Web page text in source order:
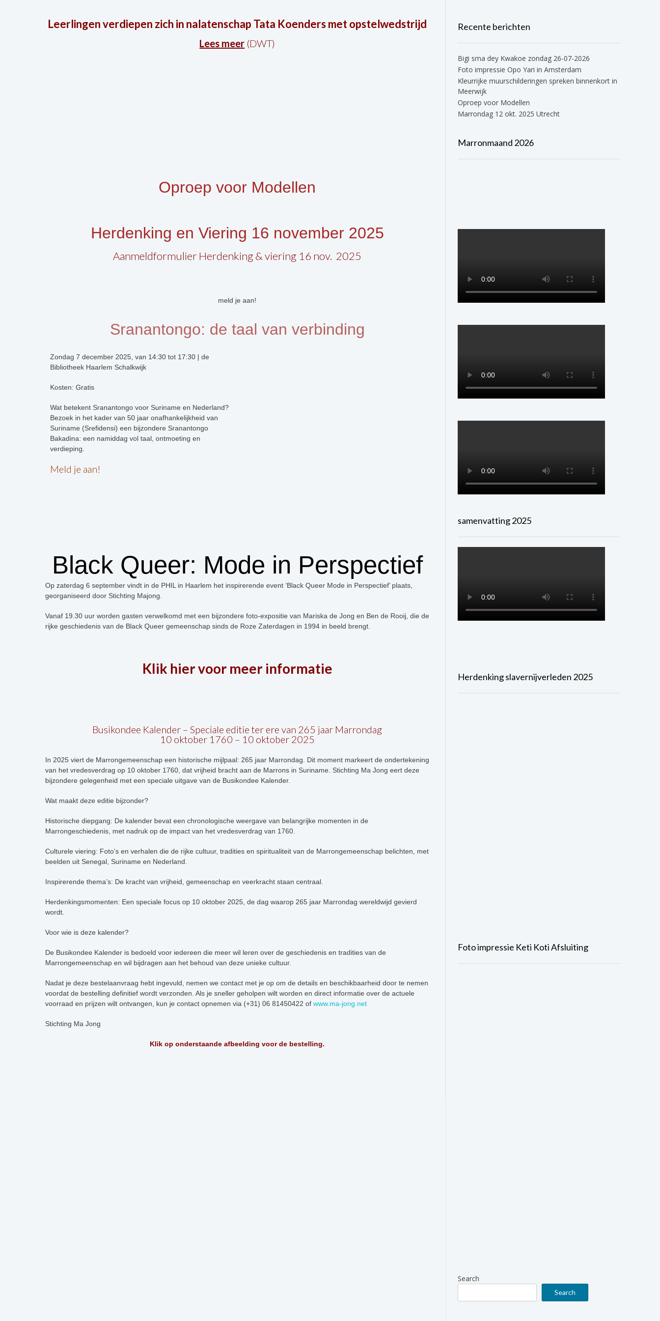
Leerlingen verdiepen zich in nalatenschap Tata Koenders met opstelwedstrijd
Lees meer (DWT)
Oproep voor Modellen
Herdenking en Viering 16 november 2025
Aanmeldformulier Herdenking & viering 16 nov. 2025
meld je aan!
Sranantongo: de taal van verbinding
Zondag 7 december 2025, van 14:30 tot 17:30 | de
Bibliotheek Haarlem Schalkwijk
Kosten: Gratis
Wat betekent Sranantongo voor Suriname en Nederland?
Bezoek in het kader van 50 jaar onafhankelijkheid van
Suriname (Srefidensi) een bijzondere Sranantongo
Bakadina: een namiddag vol taal, ontmoeting en
verdieping.
Meld je aan!
Black Queer: Mode in Perspectief
Op zaterdag 6 september vindt in de PHIL in Haarlem het inspirerende event ‘Black Queer Mode in Perspectief’ plaats,
georganiseerd door Stichting Majong.
Vanaf 19.30 uur worden gasten verwelkomd met een bijzondere foto-expositie van Mariska de Jong en Ben de Rooij, die de
rijke geschiedenis van de Black Queer gemeenschap sinds de Roze Zaterdagen in 1994 in beeld brengt.
Klik hier voor meer informatie
Busikondee Kalender – Speciale editie ter ere van 265 jaar Marrondag
10 oktober 1760 – 10 oktober 2025
In 2025 viert de Marrongemeenschap een historische mijlpaal: 265 jaar Marrondag. Dit moment markeert de ondertekening
van het vredesverdrag op 10 oktober 1760, dat vrijheid bracht aan de Marrons in Suriname. Stichting Ma Jong eert deze
bijzondere gelegenheid met een speciale uitgave van de Busikondee Kalender.
Wat maakt deze editie bijzonder?
Historische diepgang: De kalender bevat een chronologische weergave van belangrijke momenten in de
Marrongeschiedenis, met nadruk op de impact van het vredesverdrag van 1760.
Culturele viering: Foto’s en verhalen die de rijke cultuur, tradities en spiritualiteit van de Marrongemeenschap belichten, met
beelden uit Senegal, Suriname en Nederland.
Inspirerende thema’s: De kracht van vrijheid, gemeenschap en veerkracht staan centraal.
Herdenkingsmomenten: Een speciale focus op 10 oktober 2025, de dag waarop 265 jaar Marrondag wereldwijd gevierd
wordt.
Voor wie is deze kalender?
De Busikondee Kalender is bedoeld voor iedereen die meer wil leren over de geschiedenis en tradities van de
Marrongemeenschap en wil bijdragen aan het behoud van deze unieke cultuur.
Nadat je deze bestelaanvraag hebt ingevuld, nemen we contact met je op om de details en beschikbaarheid door te nemen
voordat de bestelling definitief wordt verzonden. Als je sneller geholpen wilt worden en direct informatie over de actuele
voorraad en prijzen wilt ontvangen, kun je contact opnemen via (+31) 06 81450422 of www.ma-jong.net
Stichting Ma Jong
Klik op onderstaande afbeelding voor de bestelling.
Recente berichten
Bigi sma dey Kwakoe zondag 26-07-2026
Foto impressie Opo Yari in Amsterdam
Kleurrijke muurschilderingen spreken binnenkort in
Meerwijk
Oproep voor Modellen
Marrondag 12 okt. 2025 Utrecht
Marronmaand 2026
samenvatting 2025
Herdenking slavernijverleden 2025
Foto impressie Keti Koti Afsluiting
Search
Search